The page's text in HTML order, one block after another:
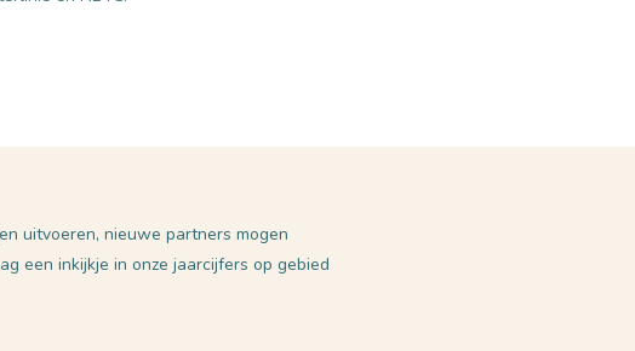
uitvoeren, nieuwe partners mogen
een inkijkje in onze jaarcijfers op gebied